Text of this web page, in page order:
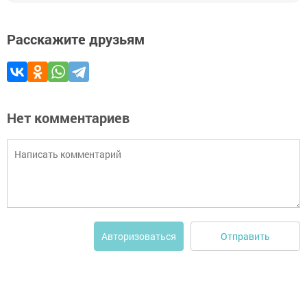
Расскажите друзьям
Нет комментариев
Авторизоваться Отправить